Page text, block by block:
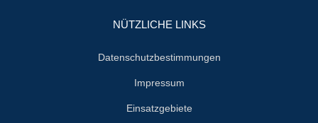
NÜTZLICHE LINKS
Datenschutzbestimmungen
Impressum
Einsatzgebiete